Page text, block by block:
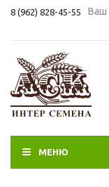
8 (962) 828-45-55 Ваш
МЕНЮ